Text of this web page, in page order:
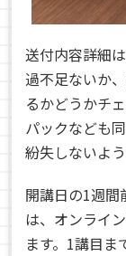
送付内容詳細
過不足ないか
るかどうかチ
パックなども
紛失しないよ
開講日の1週間
は、オンライ
ます。1講目